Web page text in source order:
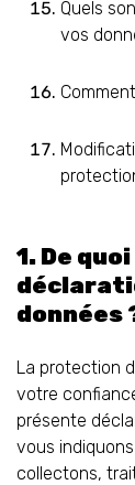
Quels
vos
1. De
données
La protection
votre
présente
vous
collectons,